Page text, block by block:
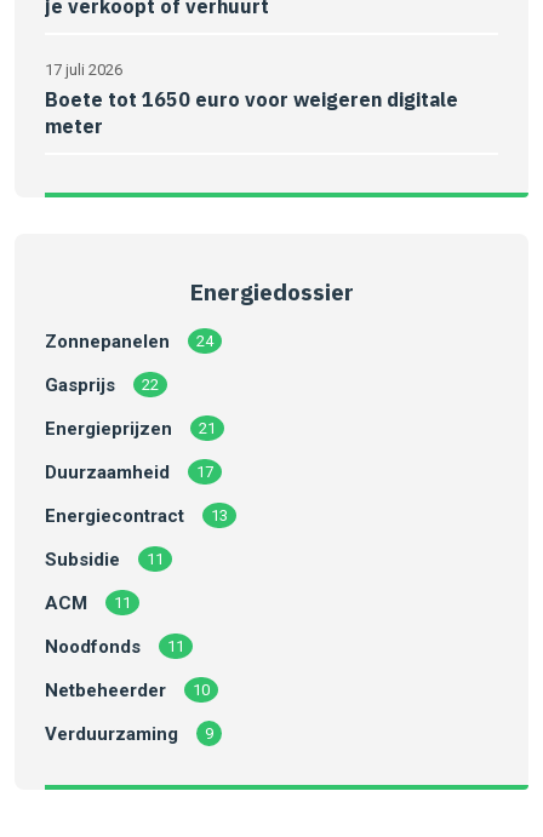
je verkoopt of verhuurt
17 juli 2026
Boete tot 1650 euro voor weigeren digitale
meter
Energiedossier
Zonnepanelen 24
Gasprijs 22
Energieprijzen 21
Duurzaamheid 17
Energiecontract 13
Subsidie 11
ACM 11
Noodfonds 11
Netbeheerder 10
Verduurzaming 9